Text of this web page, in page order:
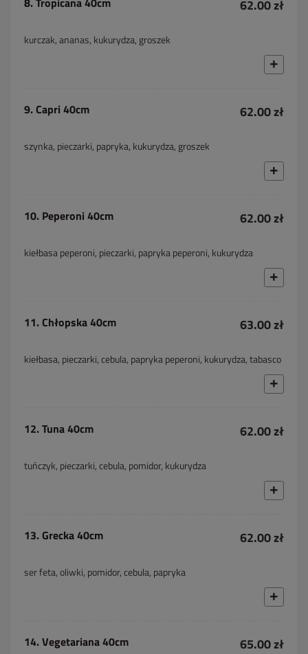
62.00 zł
kurczak, ananas, kukurydza, groszek
9. Capri 40cm 62.00 zł
szynka, pieczarki, papryka, kukurydza, groszek
10. Peperoni 40cm 62.00 zł
kiełbasa peperoni, pieczarki, papryka peperoni, kukurydza
11. Chłopska 40cm 63.00 zł
kiełbasa, pieczarki, cebula, papryka peperoni, kukurydza, tabasco
12. Tuna 40cm 62.00 zł
tuńczyk, pieczarki, cebula, pomidor, kukurydza
13. Grecka 40cm 62.00 zł
ser feta, oliwki, pomidor, cebula, papryka
14. Vegetariana 40cm 65.00 zł